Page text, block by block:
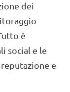
dei
è
social e le
e